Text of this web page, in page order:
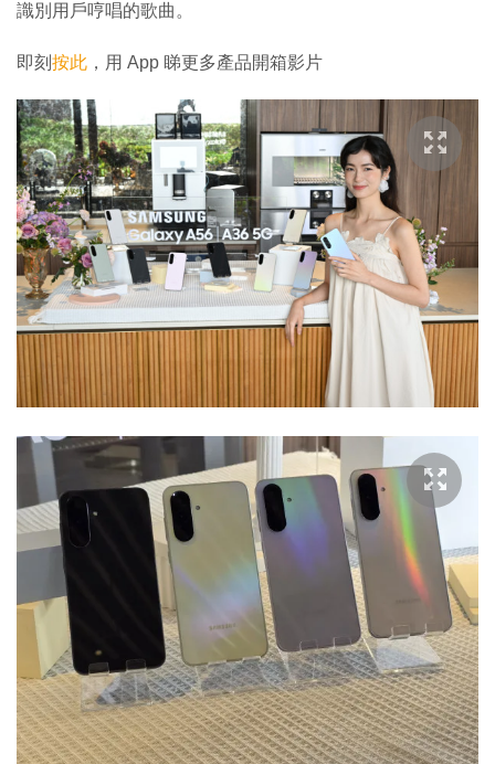
識別用戶哼唱的歌曲。
即刻 按此 ，用 App 睇更多產品開箱影片